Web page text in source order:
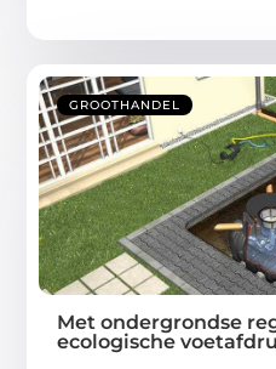
GROOTHANDEL
Met ondergrondse
ecologische